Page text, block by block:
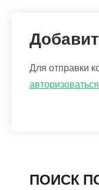
Для отправки
авторизоваться
ПОИСК